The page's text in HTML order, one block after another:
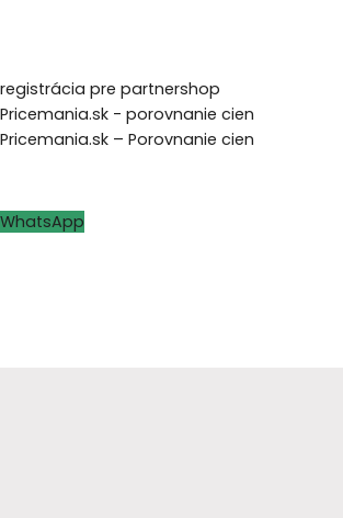
registrácia pre partnershop
Pricemania.sk - porovnanie cien
Pricemania.sk – Porovnanie cien
WhatsApp